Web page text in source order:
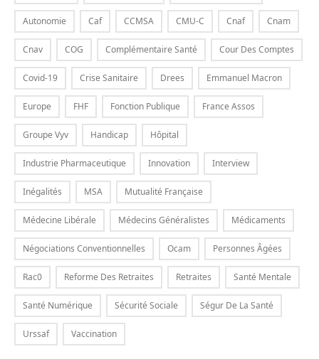
Autonomie Caf CCMSA CMU-C Cnaf Cnam
Cnav COG Complémentaire Santé Cour Des Comptes
Covid-19 Crise Sanitaire Drees Emmanuel Macron
Europe FHF Fonction Publique France Assos
Groupe Vyv Handicap Hôpital
Industrie Pharmaceutique Innovation Interview
Inégalités MSA Mutualité Française
Médecine Libérale Médecins Généralistes Médicaments
Négociations Conventionnelles Ocam Personnes Âgées
Rac0 Reforme Des Retraites Retraites Santé Mentale
Santé Numérique Sécurité Sociale Ségur De La Santé
Urssaf Vaccination